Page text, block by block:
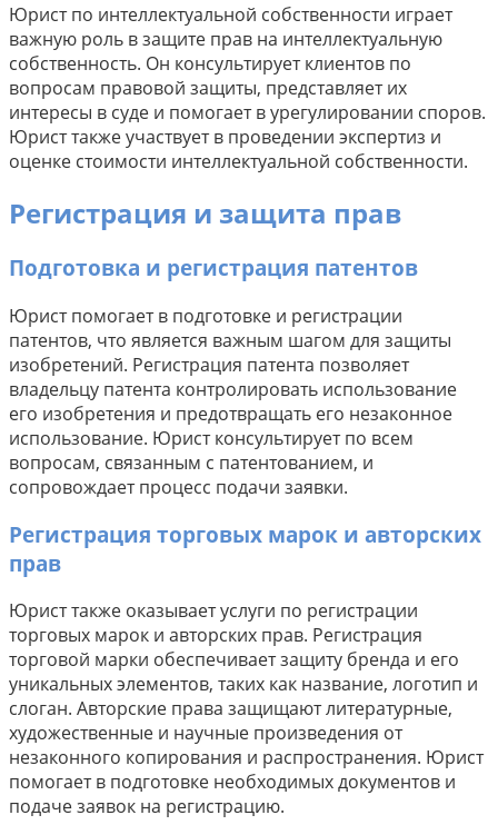
Юрист по интеллектуальной собственности играет
важную роль в защите прав на интеллектуальную
собственность. Он консультирует клиентов по
вопросам правовой защиты, представляет их
интересы в суде и помогает в урегулировании споров.
Юрист также участвует в проведении экспертиз и
оценке стоимости интеллектуальной собственности.
Регистрация и защита прав
Подготовка и регистрация патентов
Юрист помогает в подготовке и регистрации
патентов, что является важным шагом для защиты
изобретений. Регистрация патента позволяет
владельцу патента контролировать использование
его изобретения и предотвращать его незаконное
использование. Юрист консультирует по всем
вопросам, связанным с патентованием, и
сопровождает процесс подачи заявки.
Регистрация торговых марок и авторских
прав
Юрист также оказывает услуги по регистрации
торговых марок и авторских прав. Регистрация
торговой марки обеспечивает защиту бренда и его
уникальных элементов, таких как название, логотип и
слоган. Авторские права защищают литературные,
художественные и научные произведения от
незаконного копирования и распространения. Юрист
помогает в подготовке необходимых документов и
подаче заявок на регистрацию.